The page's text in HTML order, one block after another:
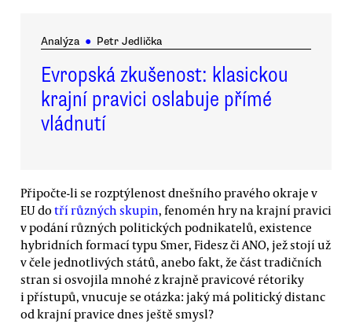
Analýza ● Petr Jedlička
Evropská zkušenost: klasickou
krajní pravici oslabuje přímé
vládnutí
Připočte-li se rozptýlenost dnešního pravého okraje v
EU dotří různých skupin, fenomén hry na krajní pravici
v podání různých politických podnikatelů, existence
hybridních formací typu Smer, Fidesz či ANO, jež stojí už
v čele jednotlivých států, anebo fakt, že část tradičních
stran si osvojila mnohé z krajně pravicové rétoriky
i přístupů, vnucuje se otázka: jaký má politický distanc
od krajní pravice dnes ještě smysl?